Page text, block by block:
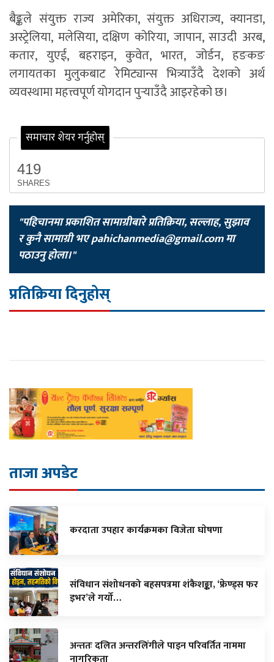
बैङ्कले संयुक्त राज्य अमेरिका, संयुक्त अधिराज्य, क्यानडा,
अस्ट्रेलिया, मलेसिया, दक्षिण कोरिया, जापान, साउदी अरब,
कतार, युएई, बहराइन, कुवेत, भारत, जोर्डन, हङकङ
लगायतका मुलुकबाट रेमिट्यान्स भित्र्याउँदै देशको अर्थ
व्यवस्थामा महत्त्वपूर्ण योगदान पुर्‍याउँदै आइरहेको छ।
समाचार शेयर गर्नुहोस्
419
SHARES
"पहिचानमा प्रकाशित सामाग्रीबारे प्रतिक्रिया, सल्लाह, सुझाव
र कुनै सामाग्री भएpahichanmedia@gmail.comमा
पठाउनु होला।"
प्रतिक्रिया दिनुहोस्
ताजा अपडेट
करदाता उपहार कार्यक्रमका विजेता घाेषणा
संविधान संशोधनको बहसपत्रमा शंकैशङ्का, ‘फ्रेण्ड्स फर
इभर’ले गर्यो…
अन्ततः दलित अन्तरलिंगीले पाइन परिवर्तित नाममा